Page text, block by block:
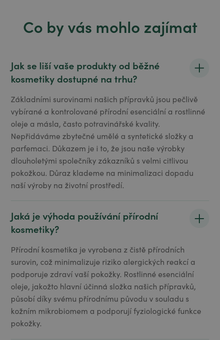
Co by vás mohlo zajímat
Jak se liší vaše produkty od běžné
kosmetiky dostupné na trhu?
Základními surovinami našich přípravků jsou pečlivě
vybírané a kontrolované přírodní esenciální a rostlinné
oleje a másla, často potravinářské kvality.
Nepřidáváme zbytečné umělé a syntetické složky a
parfemaci. Důkazem je i to, že jsou naše výrobky
dlouholetými společníky zákazníků s velmi citlivou
pokožkou. Důraz klademe na minimalizaci dopadu
naší výroby na životní prostředí.
Jaká je výhoda používání přírodní
kosmetiky?
Přírodní kosmetika je vyrobena z čistě přírodních
surovin, což minimalizuje riziko alergických reakcí a
podporuje zdraví vaší pokožky. Rostlinné esenciální
oleje, jakožto hlavní účinná složka našich přípravků,
působí díky svému přírodnímu původu v souladu s
kožním mikrobiomem a podporují fyziologické funkce
pokožky.